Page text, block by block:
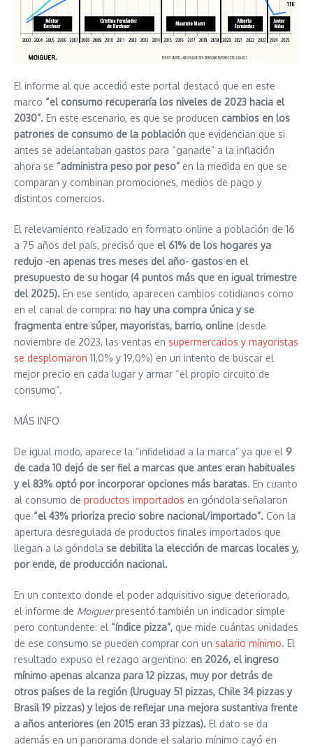
El informe al que accedió este portal destacó que en este
marco “el consumo recuperaría los niveles de 2023 hacia el
2030”. En este escenario, es que se producen cambios en los
patrones de consumo de la población que evidencian que si
antes se adelantaban gastos para “ganarle” a la inflación
ahora se “administra peso por peso” en la medida en que se
comparan y combinan promociones, medios de pago y
distintos comercios.
El relevamiento realizado en formato online a población de 16
a 75 años del país, precisó que el 61% de los hogares ya
redujo -en apenas tres meses del año- gastos en el
presupuesto de su hogar (4 puntos más que en igual trimestre
del 2025). En ese sentido, aparecen cambios cotidianos como
en el canal de compra: no hay una compra única y se
fragmenta entre súper, mayoristas, barrio, online (desde
noviembre de 2023, las ventas en supermercados y mayoristas
se desplomaron 11,0% y 19,0%) en un intento de buscar el
mejor precio en cada lugar y armar “el propio circuito de
consumo”.
MÁS INFO
De igual modo, aparece la “infidelidad a la marca” ya que el 9
de cada 10 dejó de ser fiel a marcas que antes eran habituales
y el 83% optó por incorporar opciones más baratas. En cuanto
al consumo de productos importados en góndola señalaron
que “el 43% prioriza precio sobre nacional/importado”. Con la
apertura desregulada de productos finales importados que
llegan a la góndola se debilita la elección de marcas locales y,
por ende, de producción nacional.
En un contexto donde el poder adquisitivo sigue deteriorado,
el informe de Moiguerpresentó también un indicador simple
pero contundente: el “índice pizza”, que mide cuántas unidades
de ese consumo se pueden comprar con un salario mínimo. El
resultado expuso el rezago argentino: en 2026, el ingreso
mínimo apenas alcanza para 12 pizzas, muy por detrás de
otros países de la región (Uruguay 51 pizzas, Chile 34 pizzas y
Brasil 19 pizzas) y lejos de reflejar una mejora sustantiva frente
a años anteriores (en 2015 eran 33 pizzas). El dato se da
además en un panorama donde el salario mínimo cayó en